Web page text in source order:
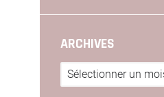
ARCHIVES
Archives